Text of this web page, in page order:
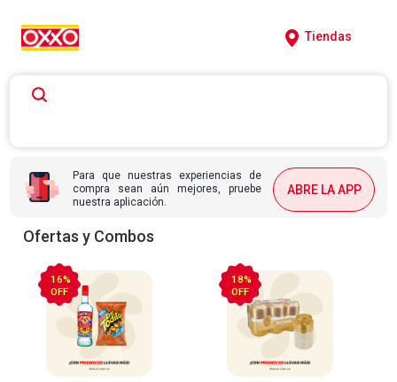
Tiendas
Para que nuestras experiencias de
compra sean aún mejores, pruebe
nuestra aplicación.
ABRE LA APP
Ofertas y Combos
16%
OFF
18%
OFF